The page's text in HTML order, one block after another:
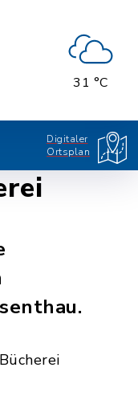
31 °C
Digitaler
Ortsplan